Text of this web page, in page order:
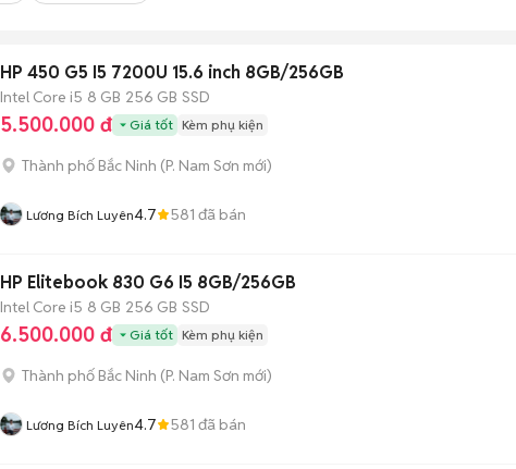
HP 450 G5 I5 7200U 15.6 inch 8GB/256GB
Intel Core i5 8 GB 256 GB SSD
5.500.000 đ Giá tốt Kèm phụ kiện
Thành phố Bắc Ninh (P. Nam Sơn mới)
Lương Bích Luyên4.7 581 đã bán
HP Elitebook 830 G6 I5 8GB/256GB
Intel Core i5 8 GB 256 GB SSD
6.500.000 đ Giá tốt Kèm phụ kiện
Thành phố Bắc Ninh (P. Nam Sơn mới)
Lương Bích Luyên4.7 581 đã bán